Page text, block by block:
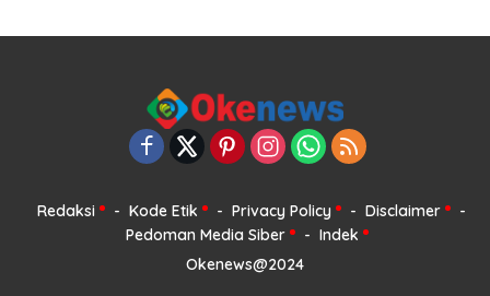
Redaksi Kode Etik Privacy Policy
Disclaimer
Pedoman Media Siber
Indek
Okenews@2024